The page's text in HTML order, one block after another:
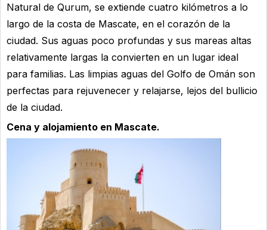
Natural de Qurum, se extiende cuatro kilómetros a lo
largo de la costa de Mascate, en el corazón de la
ciudad. Sus aguas poco profundas y sus mareas altas
relativamente largas la convierten en un lugar ideal
para familias. Las limpias aguas del Golfo de Omán son
perfectas para rejuvenecer y relajarse, lejos del bullicio
de la ciudad.
Cena y alojamiento en Mascate.